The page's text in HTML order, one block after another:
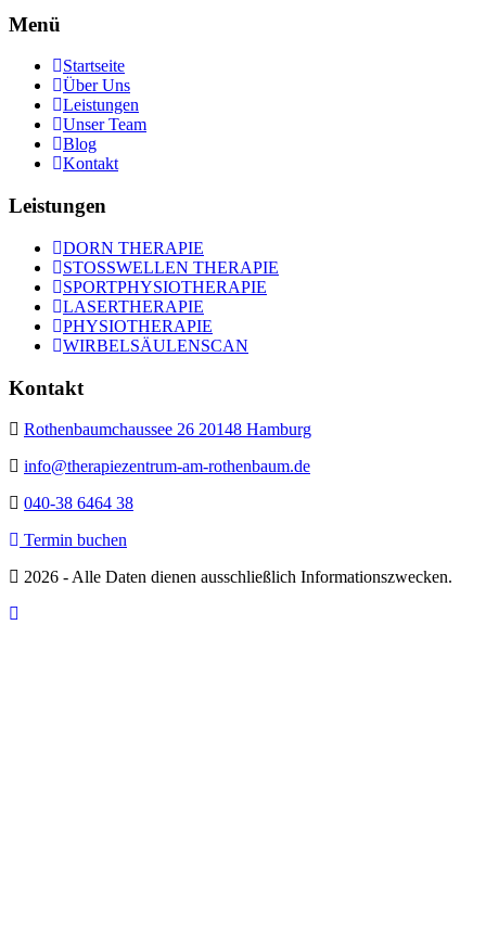
Menü
Startseite
Über Uns
Leistungen
Unser Team
Blog
Kontakt
Leistungen
DORN THERAPIE
STOSSWELLEN THERAPIE
SPORTPHYSIOTHERAPIE
LASERTHERAPIE
PHYSIOTHERAPIE
WIRBELSÄULENSCAN
Kontakt
Rothenbaumchaussee 26 20148 Hamburg
info@therapiezentrum-am-rothenbaum.de
040-38 6464 38
Termin buchen
2026 - Alle Daten dienen ausschließlich Informationszwecken.